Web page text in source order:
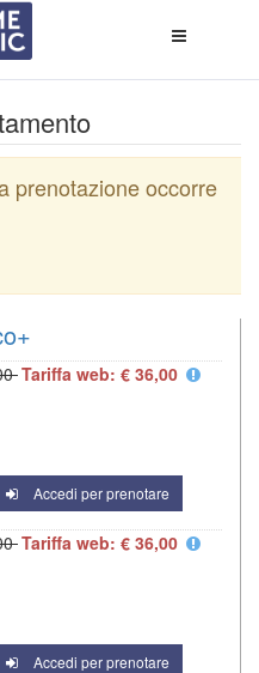
di
prenotazione occorre
Tariffa web: € 36,00
Accedi per prenotare
Tariffa web: € 36,00
Accedi per prenotare